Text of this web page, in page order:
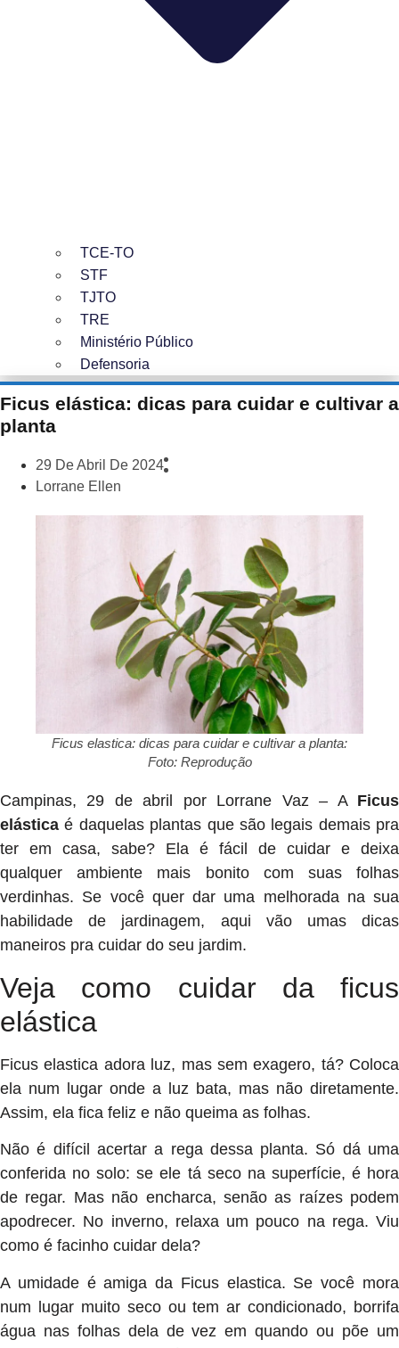
TCE-TO
STF
TJTO
TRE
Ministério Público
Defensoria
Ficus elástica: dicas para cuidar e cultivar a
planta
29 De Abril De 2024
Lorrane Ellen
Ficus elastica: dicas para cuidar e cultivar a planta:
Foto: Reprodução
Campinas, 29 de abril por Lorrane Vaz – A Ficus
elástica é daquelas plantas que são legais demais pra
ter em casa, sabe? Ela é fácil de cuidar e deixa
qualquer ambiente mais bonito com suas folhas
verdinhas. Se você quer dar uma melhorada na sua
habilidade de jardinagem, aqui vão umas dicas
maneiros pra cuidar do seu jardim.
Veja como cuidar da ficus
elástica
Ficus elastica adora luz, mas sem exagero, tá? Coloca
ela num lugar onde a luz bata, mas não diretamente.
Assim, ela fica feliz e não queima as folhas.
Não é difícil acertar a rega dessa planta. Só dá uma
conferida no solo: se ele tá seco na superfície, é hora
de regar. Mas não encharca, senão as raízes podem
apodrecer. No inverno, relaxa um pouco na rega. Viu
como é facinho cuidar dela?
A umidade é amiga da Ficus elastica. Se você mora
num lugar muito seco ou tem ar condicionado, borrifa
água nas folhas dela de vez em quando ou põe um